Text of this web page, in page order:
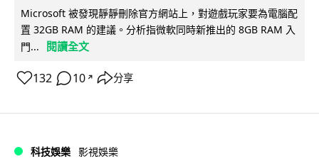
Microsoft 被發現靜靜刪除官方網站上，對遊戲玩家要為電腦配
置 32GB RAM 的建議。分析指微軟同時新推出的 8GB RAM 入
門...
閱讀全文
132 10 ↗ 分享
科技娛樂 影視娛樂